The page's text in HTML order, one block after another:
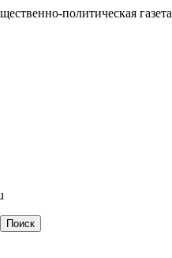
политическая газета